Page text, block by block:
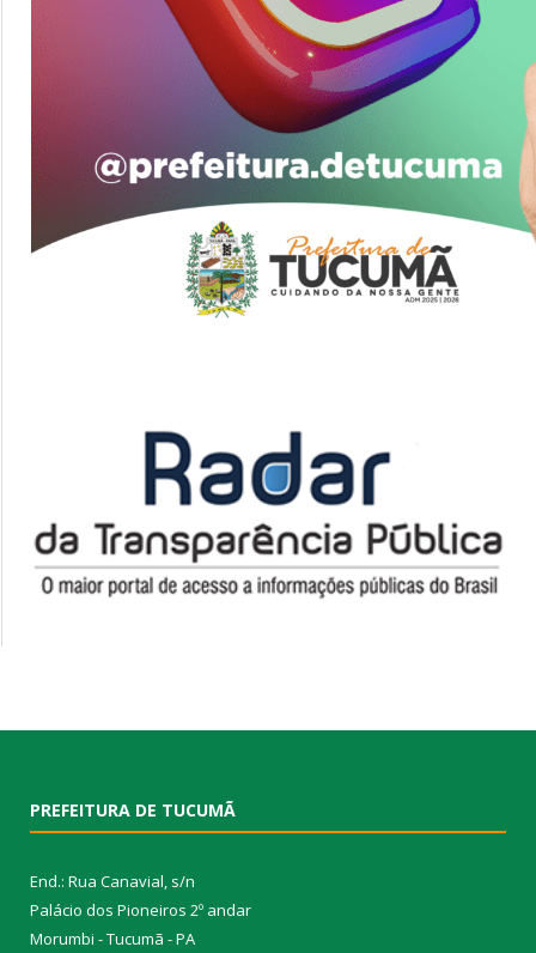
PREFEITURA DE TUCUMÃ
End.: Rua Canavial, s/n
Palácio dos Pioneiros 2º andar
Morumbi - Tucumã - PA